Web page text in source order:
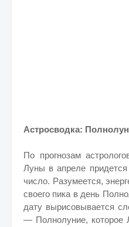
Астросводка:
По прогнозам
Луны в апреле
число. Разумеется,
своего пика в день
дату вырисовывается
— Полнолуние, которое